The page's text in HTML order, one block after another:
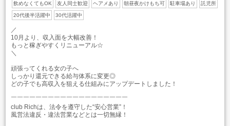
飲めなくてもOK 友人同士歓迎 ヘアメあり 朝昼夜かけもち可 駐車場あり 託児所
20代後半活躍中 30代活躍中
／
10月より、収入面を大幅改善！
もっと稼ぎやすくリニューアル☆
＼
頑張ってくれる女の子へ
しっかり還元できる給与体系に変更◎
どの子でも高収入を狙える仕組みにアップデートしました！
￣￣￣￣￣￣￣￣￣￣￣￣￣￣￣￣￣￣￣
club Richは、法令を遵守した“安心営業”！
風営法違反・違法営業などとは一切無縁！